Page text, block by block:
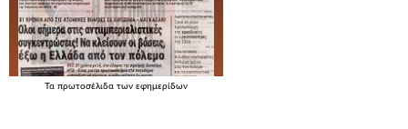
Τα πρωτοσέλιδα των εφημερίδων